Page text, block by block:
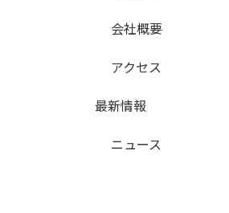
会社概要
アクセス
最新情報
ニュース